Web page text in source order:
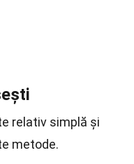
relativ simplă și
metode.